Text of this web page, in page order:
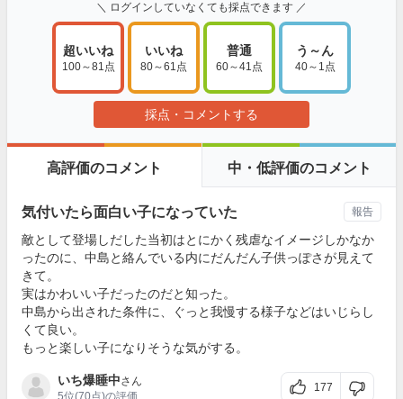
＼ ログインしていなくても採点できます ／
超いいね
100～81点
いいね
80～61点
普通
60～41点
う～ん
40～1点
採点・コメントする
高評価のコメント 中・低評価のコメント
気付いたら面白い子になっていた
敵として登場しだした当初はとにかく残虐なイメージしかなか
ったのに、中島と絡んでいる内にだんだん子供っぽさが見えて
きて。
実はかわいい子だったのだと知った。
中島から出された条件に、ぐっと我慢する様子などはいじらし
くて良い。
もっと楽しい子になりそうな気がする。
いち爆睡中さん
5位(70点)の評価
177
報告